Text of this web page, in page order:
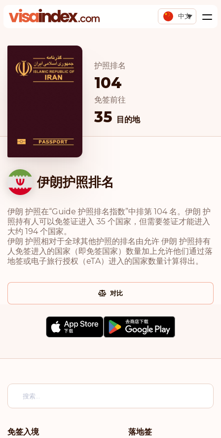
中文
护照排名
104
免签前往
35 目的地
伊朗护照排名
伊朗 护照在“Guide 护照排名指数”中排第 104 名。伊朗 护
照持有人可以免签证进入 35 个国家，但需要签证才能进入
大约 194 个国家。
伊朗 护照相对于全球其他护照的排名由允许 伊朗 护照持有
人免签进入的国家（即免签国家）数量加上允许他们通过落
地签或电子旅行授权（eTA）进入的国家数量计算得出。
对比
免签入境 落地签